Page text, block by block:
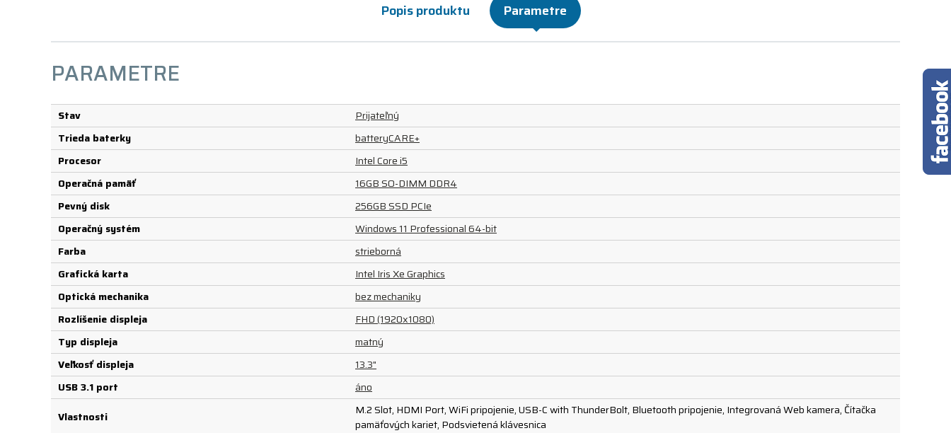
Popis produktu Parametre
PARAMETRE
Stav
Prijateľný
Trieda baterky
batteryCARE+
Procesor
Intel Core i5
Operačná pamäť
16GB SO-DIMM DDR4
Pevný disk
256GB SSD PCIe
Operačný systém
Windows 11 Professional 64-bit
Farba
strieborná
Grafická karta
Intel Iris Xe Graphics
Optická mechanika
bez mechaniky
Rozlíšenie displeja
FHD (1920x1080)
Typ displeja
matný
Veľkosť displeja
13.3"
USB 3.1 port
áno
Vlastnosti
M.2 Slot, HDMI Port, WiFi pripojenie, USB-C with ThunderBolt, Bluetooth pripojenie, Integrovaná Web kamera, Čítačka
pamäťových kariet, Podsvietená klávesnica